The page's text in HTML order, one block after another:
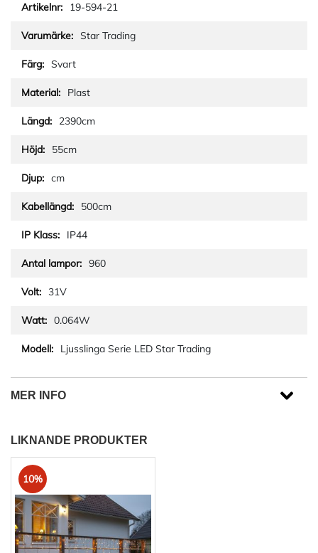
19-594-21
Star Trading
Svart
Plast
2390cm
55cm
cm
500cm
IP44
960
31V
0.064W
Ljusslinga Serie LED Star Trading
MER INFO
LIKNANDE PRODUKTER
10%